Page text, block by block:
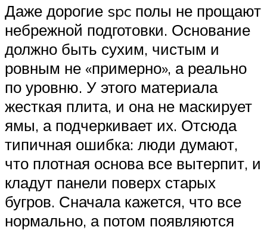
Даже дорогие spc полы не прощают
небрежной подготовки. Основание
должно быть сухим, чистым и
ровным не «примерно», а реально
по уровню. У этого материала
жесткая плита, и она не маскирует
ямы, а подчеркивает их. Отсюда
типичная ошибка: люди думают,
что плотная основа все вытерпит, и
кладут панели поверх старых
бугров. Сначала кажется, что все
нормально, а потом появляются